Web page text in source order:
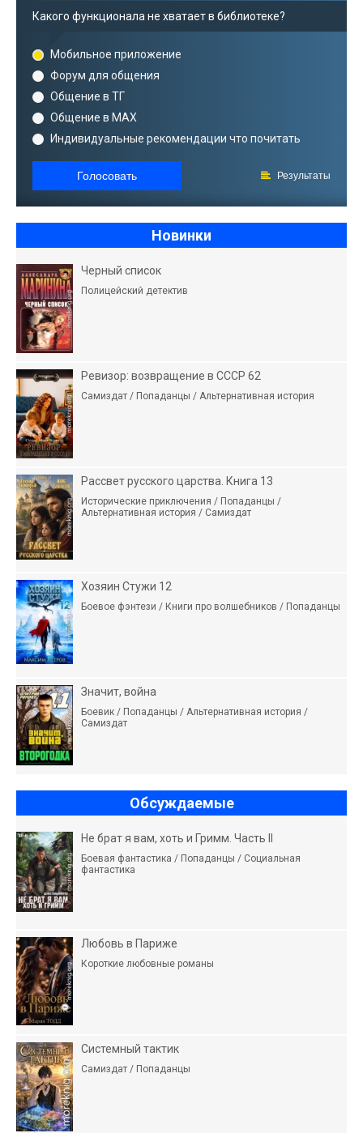
Какого функционала не хватает в библиотеке?
Мобильное приложение
Форум для общения
Общение в ТГ
Общение в MAX
Индивидуальные рекомендации что почитать
Голосовать Результаты
Новинки
Черный список
Полицейский детектив
Ревизор: возвращение в СССР 62
Самиздат / Попаданцы / Альтернативная история
Рассвет русского царства. Книга 13
Исторические приключения / Попаданцы /
Альтернативная история / Самиздат
Хозяин Стужи 12
Боевое фэнтези / Книги про волшебников / Попаданцы
Значит, война
Боевик / Попаданцы / Альтернативная история /
Самиздат
Обсуждаемые
Не брат я вам, хоть и Гримм. Часть II
Боевая фантастика / Попаданцы / Социальная
фантастика
Любовь в Париже
Короткие любовные романы
Системный тактик
Самиздат / Попаданцы